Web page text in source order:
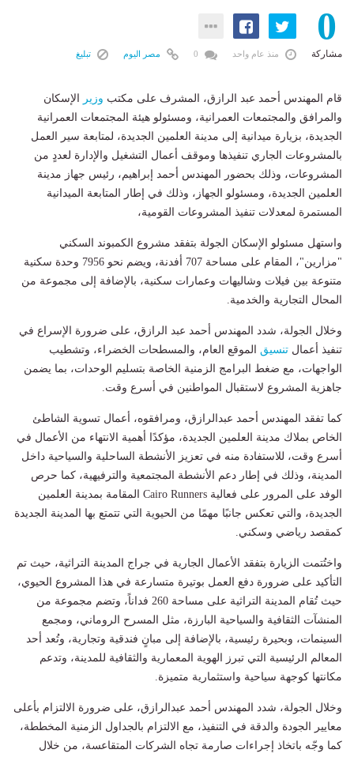
0
مشاركة منذ عام واحد مصر اليوم تبليغ
قام المهندس أحمد عبد الرازق، المشرف على مكتب وزير
الإسكان
والمرافق والمجتمعات العمرانية، ومسئولو هيئة المجتمعات العمرانية
الجديدة، بزيارة ميدانية إلى مدينة العلمين الجديدة، لمتابعة سير العمل
بالمشروعات الجاري تنفيذها وموقف أعمال التشغيل والإدارة لعددٍ من
المشروعات، وذلك بحضور المهندس أحمد إبراهيم، رئيس جهاز مدينة
العلمين الجديدة، ومسئولو الجهاز، وذلك في إطار المتابعة الميدانية
المستمرة لمعدلات تنفيذ المشروعات القومية،
واستهل مسئولو الإسكان الجولة بتفقد مشروع الكمبوند السكني
"مزارين"، المقام على مساحة 707 أفدنة، ويضم نحو 7956 وحدة سكنية
متنوعة بين فيلات وشاليهات وعمارات سكنية، بالإضافة إلى مجموعة من
المحال التجارية والخدمية.
وخلال الجولة، شدد المهندس أحمد عبد الرازق، على ضرورة الإسراع في
تنفيذ أعمال تنسيق الموقع العام، والمسطحات الخضراء، وتشطيب
الواجهات، مع ضغط البرامج الزمنية الخاصة بتسليم الوحدات، بما يضمن
جاهزية المشروع لاستقبال المواطنين في أسرع وقت.
كما تفقد المهندس أحمد عبدالرازق، ومرافقوه، أعمال تسوية الشاطئ
الخاص بملاك مدينة العلمين الجديدة، مؤكدًا أهمية الانتهاء من الأعمال في
أسرع وقت، للاستفادة منه في تعزيز الأنشطة الساحلية والسياحية داخل
المدينة، وذلك في إطار دعم الأنشطة المجتمعية والترفيهية، كما حرص
الوفد على المرور على فعالية Cairo Runners المقامة بمدينة العلمين
الجديدة، والتي تعكس جانبًا مهمًا من الحيوية التي تتمتع بها المدينة الجديدة
كمقصد رياضي وسكني.
واختُتمت الزيارة بتفقد الأعمال الجارية في جراج المدينة التراثية، حيث تم
التأكيد على ضرورة دفع العمل بوتيرة متسارعة في هذا المشروع الحيوي،
حيث تُقام المدينة التراثية على مساحة 260 فداناً، وتضم مجموعة من
المنشآت الثقافية والسياحية البارزة، مثل المسرح الروماني، ومجمع
السينمات، وبحيرة رئيسية، بالإضافة إلى مبانٍ فندقية وتجارية، وتُعد أحد
المعالم الرئيسية التي تبرز الهوية المعمارية والثقافية للمدينة، وتدعم
مكانتها كوجهة سياحية واستثمارية متميزة.
وخلال الجولة، شدد المهندس أحمد عبدالرازق، على ضرورة الالتزام بأعلى
معايير الجودة والدقة في التنفيذ، مع الالتزام بالجداول الزمنية المخططة،
كما وجّه باتخاذ إجراءات صارمة تجاه الشركات المتقاعسة، من خلال